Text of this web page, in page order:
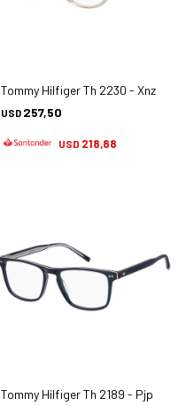
Tommy Hilfiger Th 2230 - Xnz
USD 257,50
USD 218,88
Tommy Hilfiger Th 2189 - Pjp